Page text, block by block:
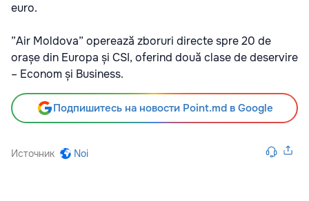
euro.
”Air Moldova” operează zboruri directe spre 20 de
orașe din Europa și CSI, oferind două clase de deservire
– Econom și Business.
Подпишитесь на новости Point.md в Google
Источник Noi